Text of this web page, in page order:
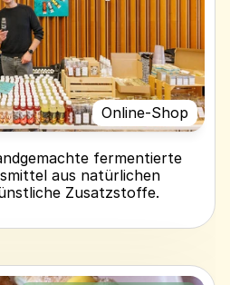
Online-Shop
fermentierte
aus natürlichen
Zusatzstoffe.